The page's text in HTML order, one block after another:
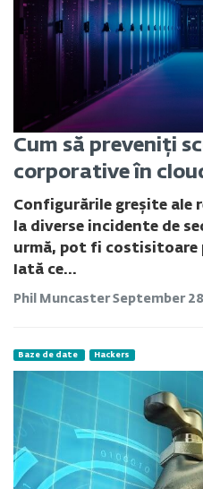
Cum să preveniți
corporative în
Configurările greșite ale
la diverse incidente de
urmă, pot fi costisitoare
Iată ce...
Phil MuncasterSeptember
Baze de date Hackers